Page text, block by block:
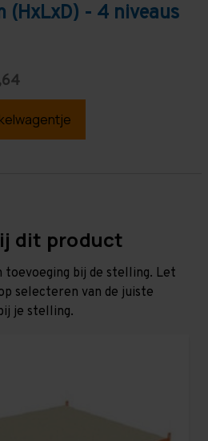
(HxLxD) - 4 niveaus
dit product
toevoeging bij de stelling. Let
selecteren van de juiste
je stelling.